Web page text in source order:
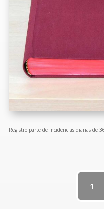
Registro parte de incidencias diarias de
Libro
Registro
Incidencias